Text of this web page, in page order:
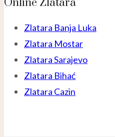
Online Zlatara
Zlatara Banja Luka
Zlatara Mostar
Zlatara Sarajevo
Zlatara Bihać
Zlatara Cazin